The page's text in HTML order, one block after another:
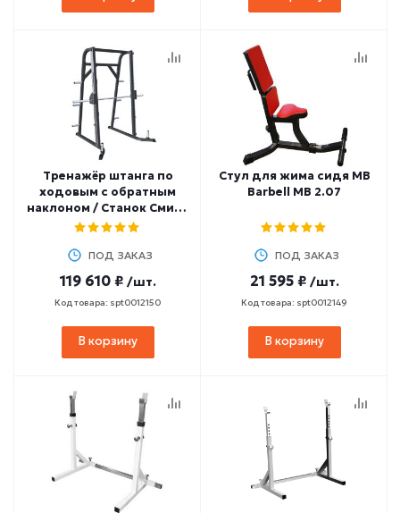
Тренажёр штанга по
ходовым с обратным
наклоном / Станок Смита
с обратным наклоном
ПОД ЗАКАЗ
119 610 ₽ /шт.
Код товара: spt0012150
В корзину
Стул для жима сидя MB
Barbell MB 2.07
ПОД ЗАКАЗ
21 595 ₽ /шт.
Код товара: spt0012149
В корзину